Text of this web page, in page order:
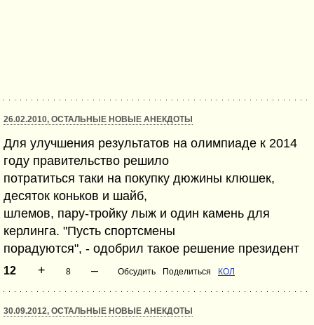
26.02.2010, ОСТАЛЬНЫЕ НОВЫЕ АНЕКДОТЫ
Для улучшения результатов на олимпиаде к 2014
году правительство решило
потратиться таки на покупку дюжины клюшек,
десяток коньков и шайб,
шлемов, пару-тройку лыж и один камень для
керлинга. "Пусть спортсмены
порадуются", - одобрил такое решение президент
12 + 8 – Обсудить Поделиться КОЛ
30.09.2012, ОСТАЛЬНЫЕ НОВЫЕ АНЕКДОТЫ